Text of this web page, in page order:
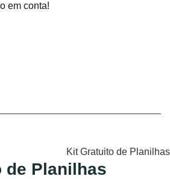
em conta!
de Planilhas